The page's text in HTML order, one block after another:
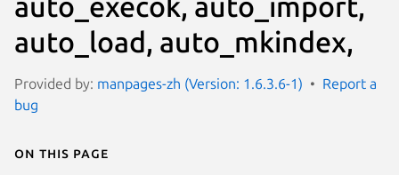
auto_load, auto_mkindex,
Provided by: manpages-zh (Version: 1.6.3.6-1)
Report a
bug
On this page